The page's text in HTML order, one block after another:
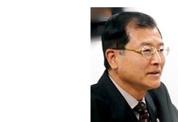
遺言書 検認 申立
遺留分 分割払い
医療過誤 不法行為 債務不履行
医療過誤 時効 5年
賃貸 契約解除
コーポレートガバナンス 問題点
医療過誤 損害賠償 慰謝料
建物 明け渡し 強制執行
ツイッター 削除請求 弁護士
医療過誤 高齢者 慰謝料
知財紛争 神戸市 弁護士
交通事故 京都市 弁護士
M&A 神戸市 弁護士
遺留分侵害額請求 大阪市 弁護士
組織再編 神戸市 弁護士
交通事故 奈良市 弁護士
遺産分割協議 大阪市 弁護士
相続放棄 大阪市 弁護士